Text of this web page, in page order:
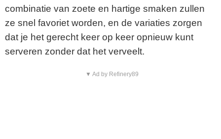
combinatie van zoete en hartige smaken zullen
ze snel favoriet worden, en de variaties zorgen
dat je het gerecht keer op keer opnieuw kunt
serveren zonder dat het verveelt.
▼ Ad by Refinery89